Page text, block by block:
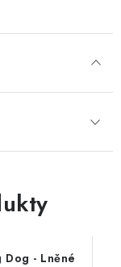
petrželí
Dog - Lněné